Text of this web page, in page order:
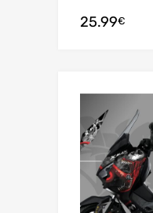
25.99€